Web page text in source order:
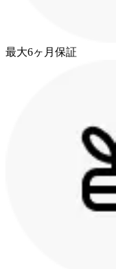
最大6ヶ月保証